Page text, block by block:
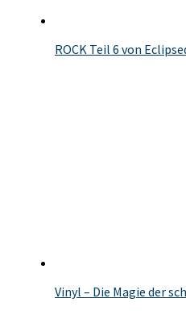
ROCK Teil 6 von
Vinyl – Die Magie der